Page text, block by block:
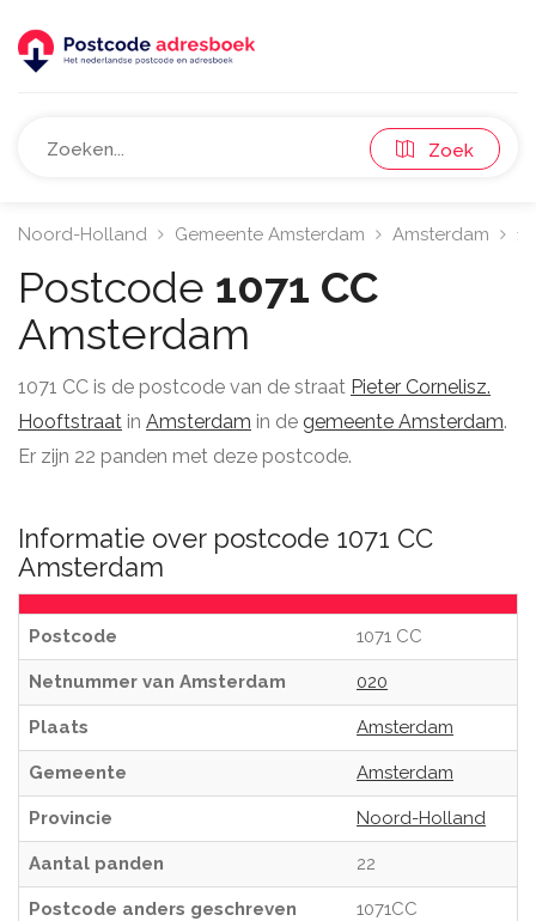
Zoek
Noord-Holland Gemeente Amsterdam Amsterdam
Postcode 1071 CC
Amsterdam
1071 CC is de postcode van de straat Pieter Cornelisz.
Hooftstraat in Amsterdam in de gemeente Amsterdam.
Er zijn 22 panden met deze postcode.
Informatie over postcode 1071 CC
Amsterdam
Postcode 1071 CC
Netnummer van Amsterdam 020
Plaats Amsterdam
Gemeente Amsterdam
Provincie Noord-Holland
Aantal panden 22
Postcode anders geschreven 1071CC